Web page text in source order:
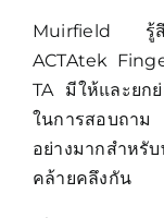
Muirfield รู้สึ
ACTAtek
TA มีให้และยก
ในการสอบถา
อย่างมากสำหรั
คล้ายคลึงกัน